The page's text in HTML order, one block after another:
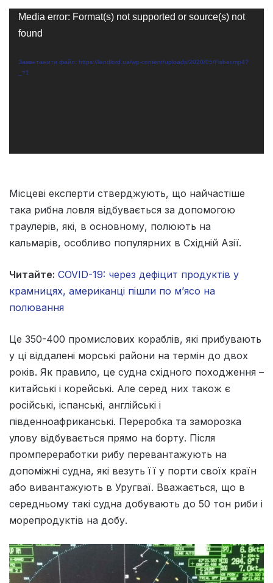
Відеопрогравач
Media error: Format(s) not supported or source(s) not
found
Завантажити файл: https://landlord.ua/wp-content/uploads/2020/05/Fisher.mp4?
_=1
Місцеві експерти стверджують, що найчастіше
така рибна ловля відбувається за допомогою
траулерів, які, в основному, полюють на
кальмарів, особливо популярних в Східній Азії.
Читайте: COVID-19: через дефіцит продуктів у
крамницях, американці пішли по м’ясо на
полювання
Це 350-400 промислових кораблів, які прибувають
у ці віддалені морські райони на термін до двох
років. Як правило, це судна східного походження –
китайські і корейські. Але серед них також є
російські, іспанські, англійські і
південноафриканські. Переробка та заморозка
улову відбувається прямо на борту. Після
промпереработки рибу перевантажують на
допоміжні судна, які везуть її у порти своїх країн
або вивантажують в Уругваї. Вважається, що в
середньому такі судна добувають до 50 тон риби і
морепродуктів на добу.